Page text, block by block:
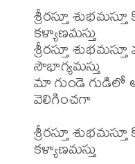
శ్రీరస్తూ
కళ్యాణమస్తు
శ్రీరస్తూ
సౌభాగ్యమస్తు
మా గుండె గుడిలో
వెలిగించగా
శ్రీరస్తూ
కళ్యాణమస్తు